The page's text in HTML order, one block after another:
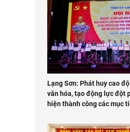
Lạng Sơn: Phát huy cao
văn hóa, tạo động lực đột
hiện thành công các mục